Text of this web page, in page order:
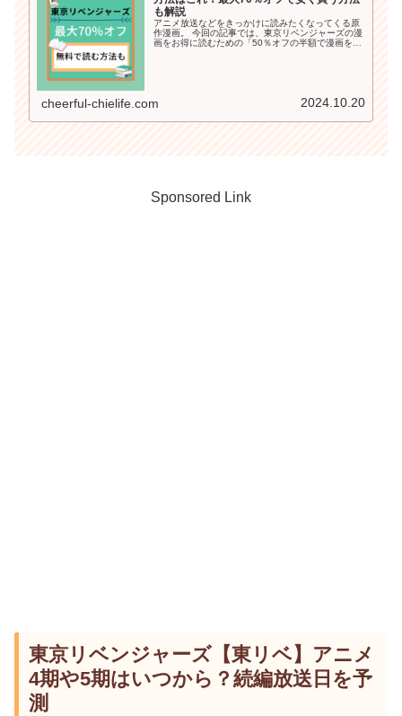
も解説
アニメ放送などをきっかけに読みたくなってくる原
作漫画。 今回の記事では、東京リベンジャーズの漫
画をお得に読むための「50％オフの半額で漫画を読
cheerful-chielife.com 2024.10.20
Sponsored Link
東京リベンジャーズ【東リベ】アニメ
4期や5期はいつから？続編放送日を予
測